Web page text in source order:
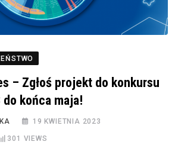
– Zgłoś projekt do konkursu
końca maja!
19 KWIETNIA 2023
301 VIEWS